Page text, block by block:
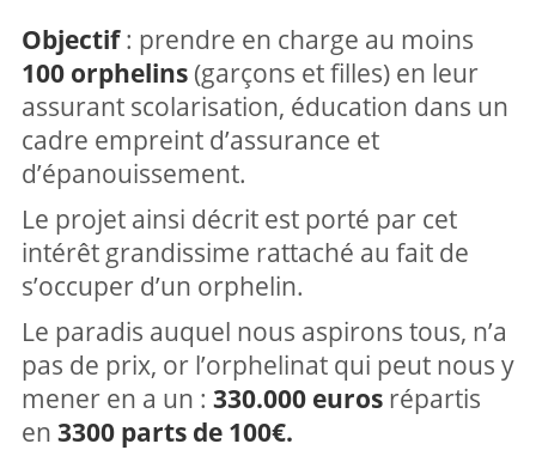
Objectif: prendre en charge au moins
100 orphelins (garçons et filles) en leur
assurant scolarisation, éducation dans un
cadre empreint d’assurance et
d’épanouissement.
Le projet ainsi décrit est porté par cet
intérêt grandissime rattaché au fait de
s’occuper d’un orphelin.
Le paradis auquel nous aspirons tous, n’a
pas de prix, or l’orphelinat qui peut nous y
mener en a un : 330.000 euros répartis
en 3300 parts de 100€.